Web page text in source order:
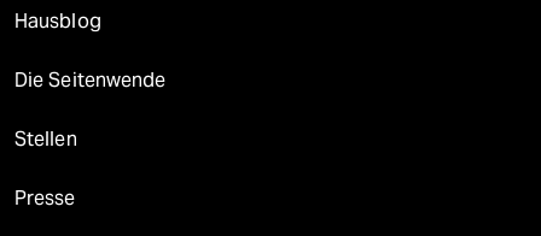
Hausblog
Die Seitenwende
Stellen
Presse